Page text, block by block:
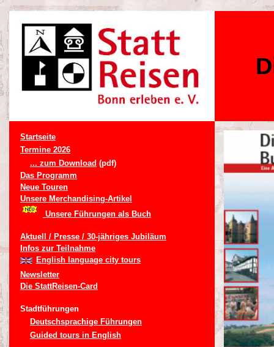
Startseite
Termine 2026
... zum Download (pdf)
Das Programm
Neue Touren
Unsere Merchandising-Artikel
Unsere Führungen als Buch
Aktuell / Presse / 30-jähriges Jubiläum
Infos zur Teilnahme
English language city tours
Newsletter
Die StattReisen-Card
Stadtführungen
Deutschsprachige Führungen
Guided tours in English